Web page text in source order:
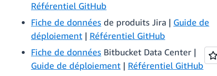
Référentiel GitHub
Fiche de données de produits Jira | Guide de
déploiement | Référentiel GitHub
Fiche de données Bitbucket Data Center |
Guide de déploiement | Référentiel GitHub